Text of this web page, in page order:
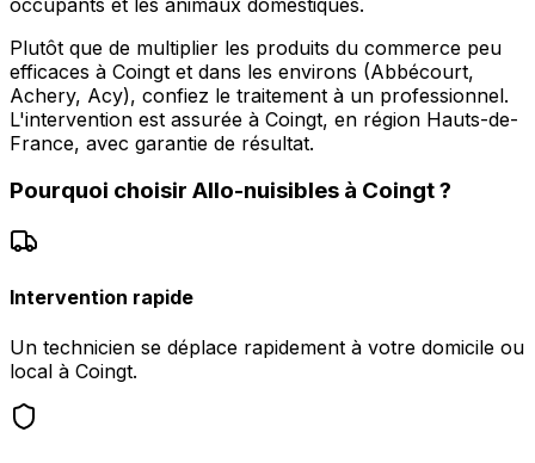
Plutôt que de multiplier les produits du commerce peu
efficaces à Coingt et dans les environs (Abbécourt,
Achery, Acy), confiez le traitement à un professionnel.
L'intervention est assurée à Coingt, en région Hauts-de-
France, avec garantie de résultat.
Pourquoi choisir Allo-nuisibles à Coingt?
Intervention rapide
Un technicien se déplace rapidement à votre domicile ou
local à Coingt.